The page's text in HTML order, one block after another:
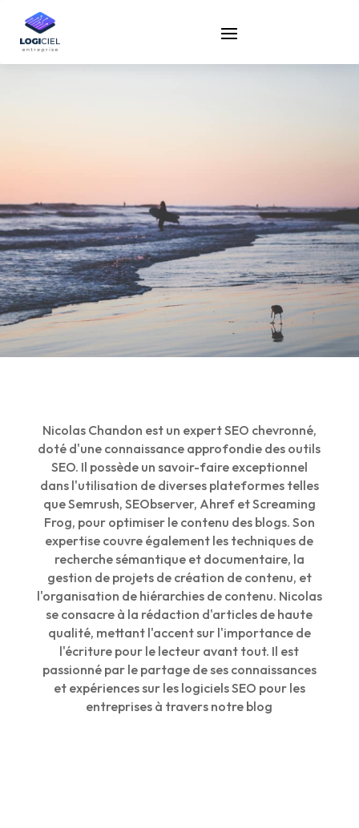
Nicolas Chandon
Nicolas Chandon est un expert SEO chevronné,
doté d'une connaissance approfondie des outils
SEO. Il possède un savoir-faire exceptionnel
dans l'utilisation de diverses plateformes telles
que Semrush, SEObserver, Ahref et Screaming
Frog, pour optimiser le contenu des blogs. Son
expertise couvre également les techniques de
recherche sémantique et documentaire, la
gestion de projets de création de contenu, et
l'organisation de hiérarchies de contenu. Nicolas
se consacre à la rédaction d'articles de haute
qualité, mettant l'accent sur l'importance de
l'écriture pour le lecteur avant tout. Il est
passionné par le partage de ses connaissances
et expériences sur les logiciels SEO pour les
entreprises à travers notre blog